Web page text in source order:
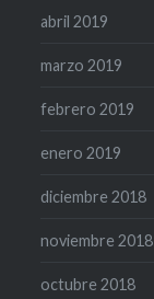
abril 2019
marzo 2019
febrero 2019
enero 2019
diciembre 2018
noviembre 2018
octubre 2018